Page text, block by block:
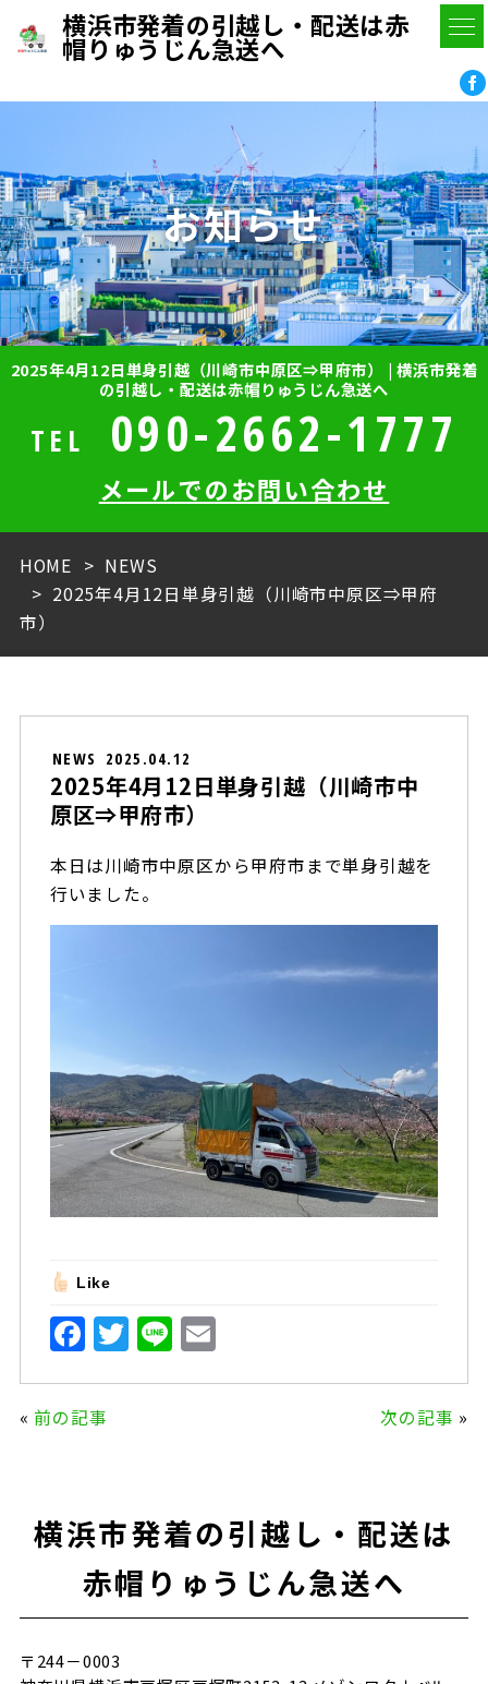
横浜市発着の引越し・配送は赤
帽りゅうじん急送へ
お知らせ
2025年4月12日単身引越（川崎市中原区⇒甲府市） | 横浜市発着
の引越し・配送は赤帽りゅうじん急送へ
TEL 090-2662-1777
メールでのお問い合わせ
HOME
NEWS
2025年4月12日単身引越（川崎市中原区⇒甲府
市）
NEWS 2025.04.12
2025年4月12日単身引越（川崎市中
原区⇒甲府市）
本日は川崎市中原区から甲府市まで単身引越を
行いました。
Like
F
a
c
e
o
o
k
T
w
Li
n
E
« 前の記事 次の記事 »
横浜市発着の引越し・配送は
赤帽りゅうじん急送へ
〒244－0003